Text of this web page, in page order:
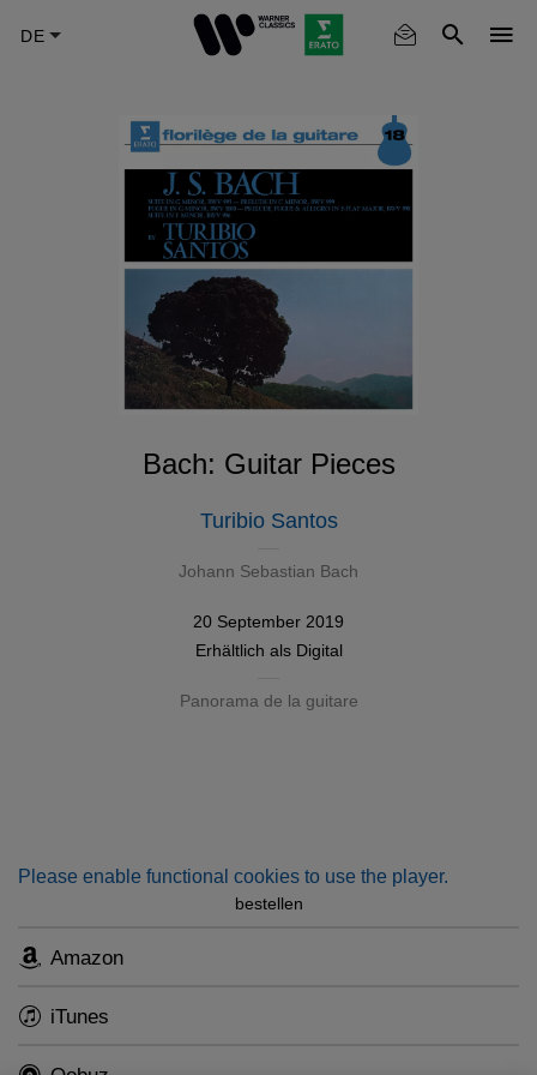
Bach: Guitar Pieces
Turibio Santos
Johann Sebastian Bach
20 September 2019
Erhältlich als Digital
Panorama de la guitare
Please enable functional cookies to use the player.
bestellen
Amazon
iTunes